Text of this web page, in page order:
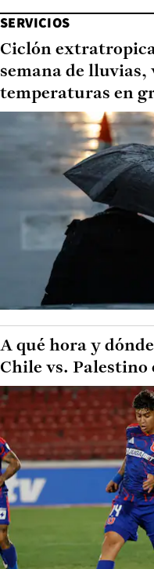
SERVICIOS
Ciclón
semana de lluvias,
temperaturas en
A qué hora y
Chile vs.